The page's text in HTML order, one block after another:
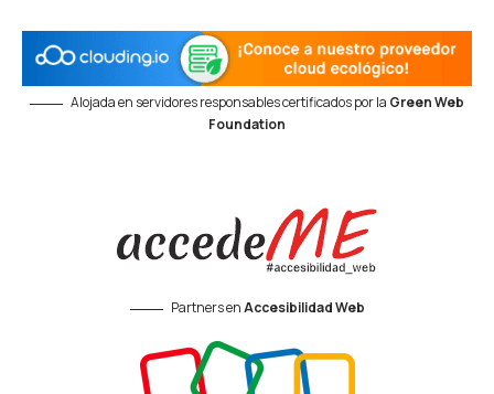
Alojada en servidores responsables certificados por la Green Web
Foundation
Partners enAccesibilidad Web